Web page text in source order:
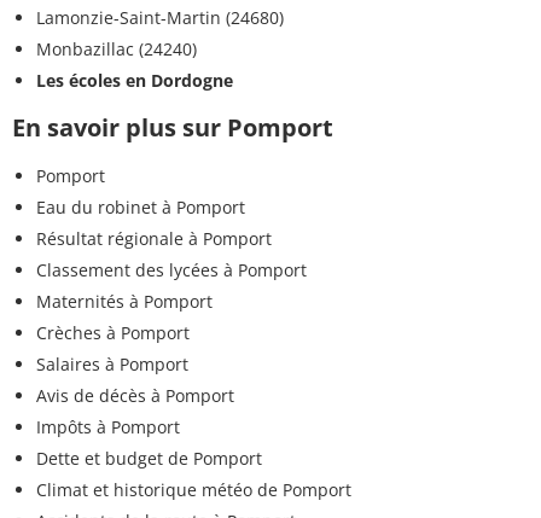
Lamonzie-Saint-Martin (24680)
Monbazillac (24240)
Les écoles en Dordogne
En savoir plus sur Pomport
Pomport
Eau du robinet à Pomport
Résultat régionale à Pomport
Classement des lycées à Pomport
Maternités à Pomport
Crèches à Pomport
Salaires à Pomport
Avis de décès à Pomport
Impôts à Pomport
Dette et budget de Pomport
Climat et historique météo de Pomport